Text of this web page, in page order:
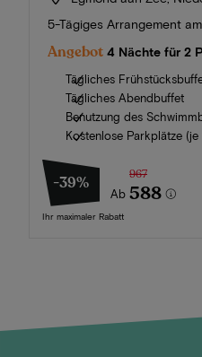
5-Tägiges Arrangement
Angebot 4 Nächte für 2
Tägliches
Tägliches Abendbuffet
Benutzung des
Kostenlose Parkplätze
-39%
Ab
967
588
Ihr maximaler Rabatt